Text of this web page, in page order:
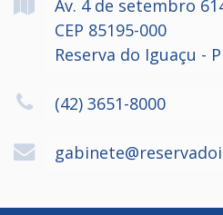
Av. 4 de setembro
CEP 85195-000
Reserva do Iguaçu -
(42) 3651-8000